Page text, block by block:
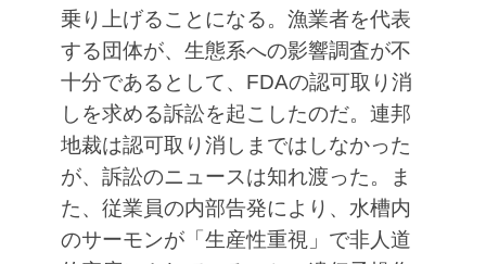
乗り上げることになる。漁業者を代表
する団体が、生態系への影響調査が不
十分であるとして、FDAの認可取り消
しを求める訴訟を起こしたのだ。連邦
地裁は認可取り消しまではしなかった
が、訴訟のニュースは知れ渡った。ま
た、従業員の内部告発により、水槽内
のサーモンが「生産性重視」で非人道